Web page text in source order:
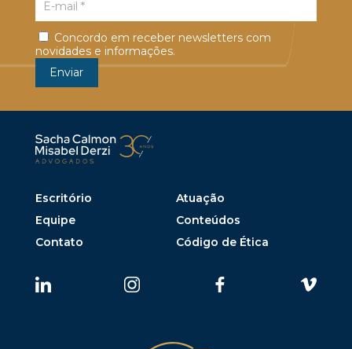
Concordo em receber newsletters com
novidades e informações.
Escritório
Atuação
Equipe
Conteúdos
Contato
Código de Ética